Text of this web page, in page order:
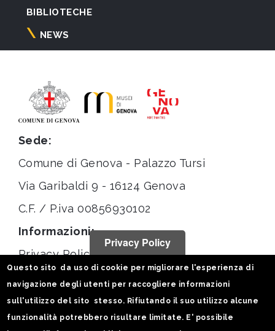
BIBLIOTECHE
NEWS
Sede:
Comune di Genova - Palazzo Tursi
Via Garibaldi 9 - 16124 Genova
C.F. / P.iva 00856930102
Informazioni:
Privacy Policy
Statistiche
Seguici su:
Privacy Policy
Questo sito da uso di cookie per migliorare l'esperienza di
navigazione degli utenti per raccogliere informazioni
sull'utilizzo del sito stesso. Rifiutando il suo utilizzo alcune
funzionalità potrebbero risultare limitate. E' possibile